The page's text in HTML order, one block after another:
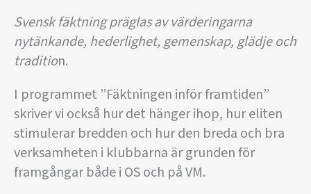
Svensk fäktning präglas av värderingarna
nytänkande, hederlighet, gemenskap, glädje och
tradition.
I programmet ”Fäktningen inför framtiden”
skriver vi också hur det hänger ihop, hur eliten
stimulerar bredden och hur den breda och bra
verksamheten i klubbarna är grunden för
framgångar både i OS och på VM.